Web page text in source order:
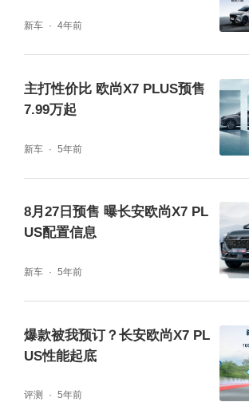
GHz毫米波雷达系统的ACC驾驶
行安全提供了保障。
动力方面，长安欧尚X7PLUS搭
代NE1.5T高压直喷发动机，在双
气歧管技术、独创“AGILE敏捷”
效超净燃烧系统等先进技术的加
功率为138kW，最大扭矩则可达
配传动效率达94.3%的最新蓝鲸7
新车 4年前
主打性价比 欧尚X7 PLUS预售
7.99万起
新车 5年前
8月27日预售 曝长安欧尚X7 PL
US配置信息
新车 5年前
爆款被我预订？长安欧尚X7 PL
US性能起底
评测 5年前